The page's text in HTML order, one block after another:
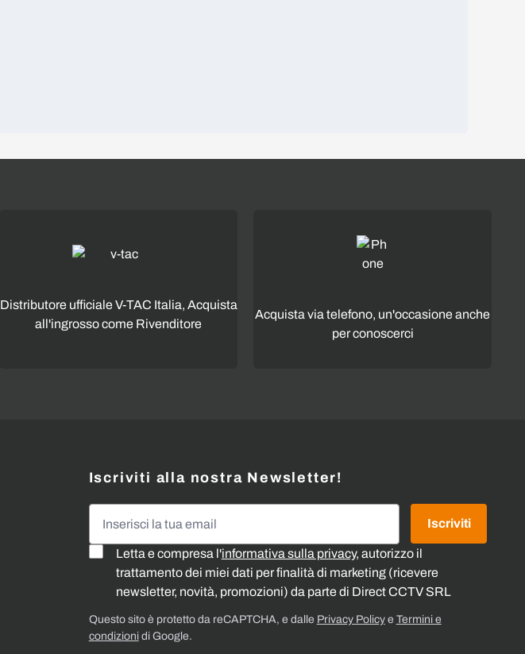
Distributore ufficiale V-TAC Italia, Acquista
all'ingrosso come Rivenditore
Acquista via telefono, un'occasione anche
per conoscerci
Iscriviti alla nostra Newsletter!
Letta e compresa l'informativa sulla privacy, autorizzo il
trattamento dei miei dati per finalità di marketing (ricevere
newsletter, novità, promozioni) da parte di Direct CCTV SRL
Iscriviti
Questo sito è protetto da reCAPTCHA, e dalle Privacy Policye Termini e
condizionidi Google.